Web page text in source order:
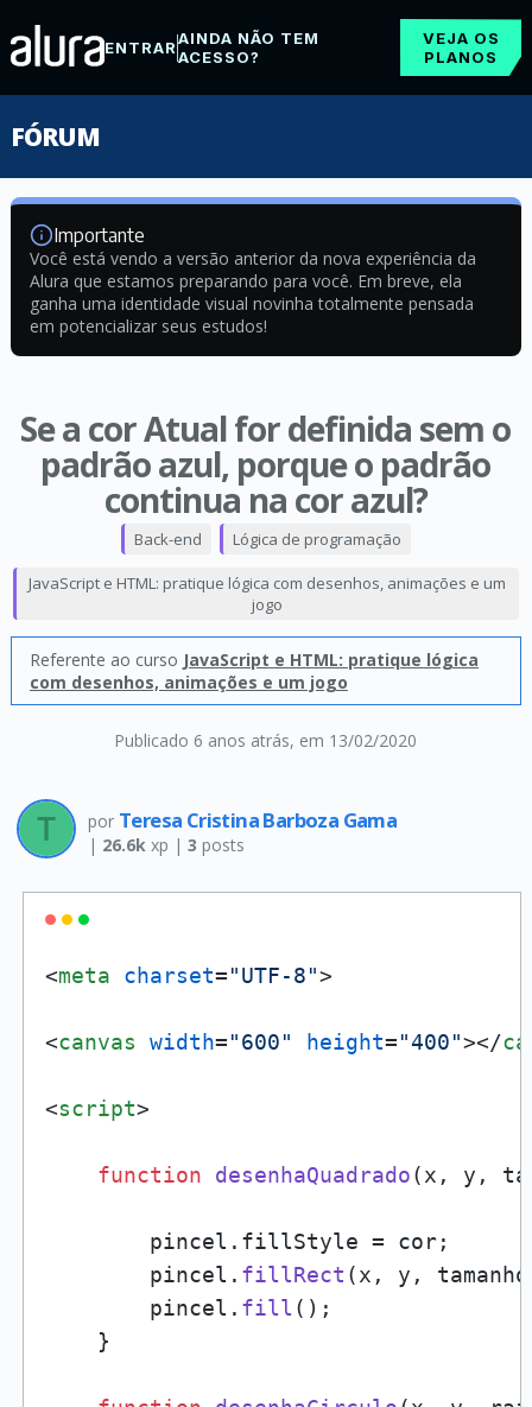
ENTRARAINDA NÃO TEM
ACESSO?
VEJA OS
PLANOS
FÓRUM
Importante
Você está vendo a versão anterior da nova experiência da
Alura que estamos preparando para você. Em breve, ela
ganha uma identidade visual novinha totalmente pensada
em potencializar seus estudos!
Se a cor Atual for definida sem o
padrão azul, porque o padrão
continua na cor azul?
Publicado 6 anos atrás, em 13/02/2020
Back-end Lógica de programação
JavaScript e HTML: pratique lógica com desenhos, animações e um
jogo
Referente ao curso JavaScript e HTML: pratique lógica
com desenhos, animações e um jogo
por Teresa Cristina Barboza Gama
| 26.6kxp | 3 posts
<meta charset="UTF-8">
<canvas width="600" height="400"></
<script>
function desenhaQuadrado(x, y,
        pincel.
fillStyle = cor;
        pincel.
fillRect (x, y,
        pincel.
fill ();
    }